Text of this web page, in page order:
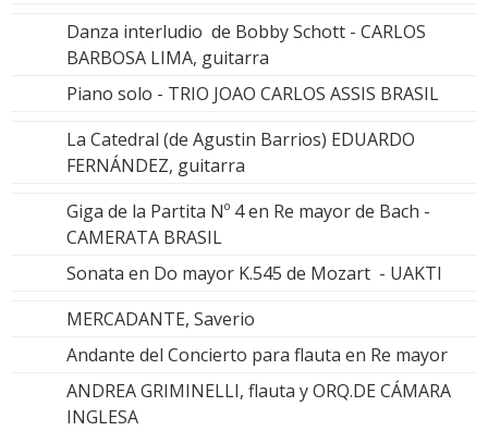
Danza interludio de Bobby Schott - CARLOS
BARBOSA LIMA, guitarra
Piano solo - TRIO JOAO CARLOS ASSIS BRASIL
La Catedral (de Agustin Barrios) EDUARDO
FERNÁNDEZ, guitarra
Giga de la Partita Nº 4 en Re mayor de Bach -
CAMERATA BRASIL
Sonata en Do mayor K.545 de Mozart - UAKTI
MERCADANTE, Saverio
Andante del Concierto para flauta en Re mayor
ANDREA GRIMINELLI, flauta y ORQ.DE CÁMARA
INGLESA